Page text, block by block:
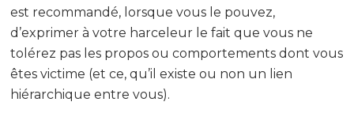
est recommandé, lorsque vous le pouvez,
d’exprimer à votre harceleur le fait que vous ne
tolérez pas les propos ou comportements dont vous
êtes victime (et ce, qu’il existe ou non un lien
hiérarchique entre vous).